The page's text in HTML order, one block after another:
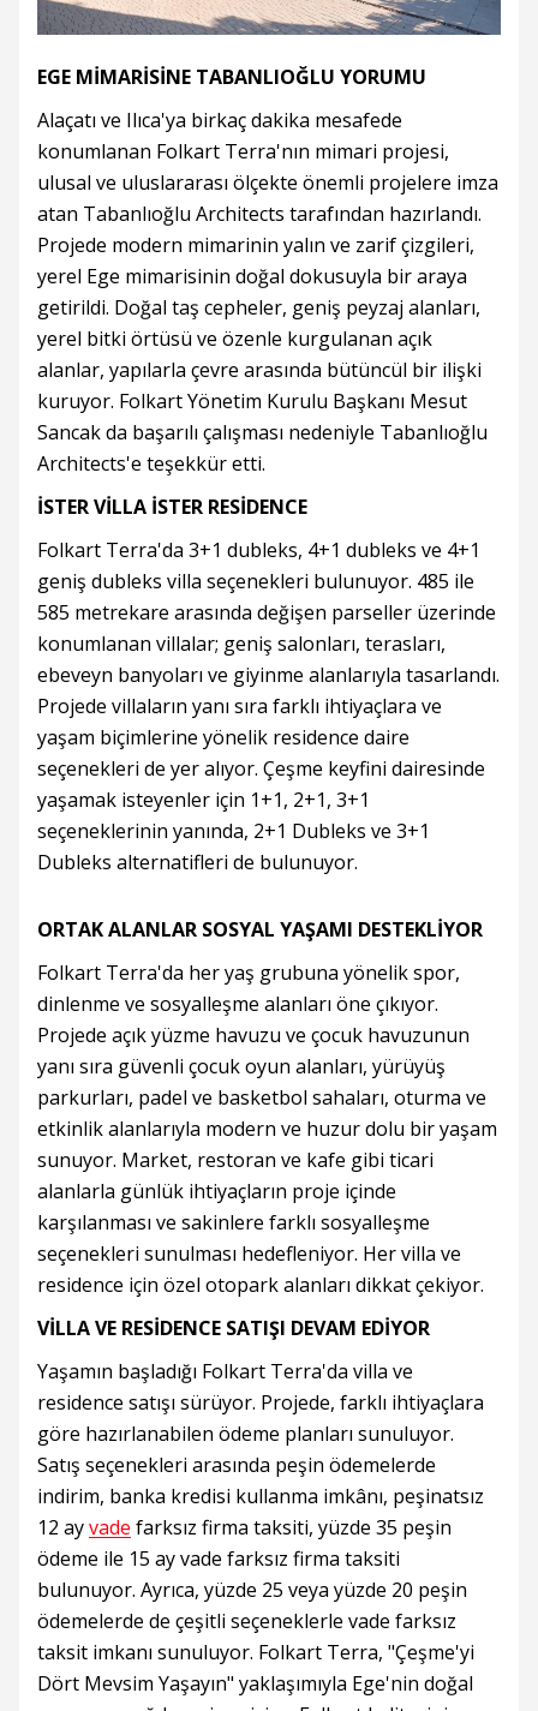
EGE MİMARİSİNE TABANLIOĞLU YORUMU
Alaçatı ve Ilıca'ya birkaç dakika mesafede
konumlanan Folkart Terra'nın mimari projesi,
ulusal ve uluslararası ölçekte önemli projelere imza
atan Tabanlıoğlu Architects tarafından hazırlandı.
Projede modern mimarinin yalın ve zarif çizgileri,
yerel Ege mimarisinin doğal dokusuyla bir araya
getirildi. Doğal taş cepheler, geniş peyzaj alanları,
yerel bitki örtüsü ve özenle kurgulanan açık
alanlar, yapılarla çevre arasında bütüncül bir ilişki
kuruyor. Folkart Yönetim Kurulu Başkanı Mesut
Sancak da başarılı çalışması nedeniyle Tabanlıoğlu
Architects'e teşekkür etti.
İSTER VİLLA İSTER RESİDENCE
Folkart Terra'da 3+1 dubleks, 4+1 dubleks ve 4+1
geniş dubleks villa seçenekleri bulunuyor. 485 ile
585 metrekare arasında değişen parseller üzerinde
konumlanan villalar; geniş salonları, terasları,
ebeveyn banyoları ve giyinme alanlarıyla tasarlandı.
Projede villaların yanı sıra farklı ihtiyaçlara ve
yaşam biçimlerine yönelik residence daire
seçenekleri de yer alıyor. Çeşme keyfini dairesinde
yaşamak isteyenler için 1+1, 2+1, 3+1
seçeneklerinin yanında, 2+1 Dubleks ve 3+1
Dubleks alternatifleri de bulunuyor.
ORTAK ALANLAR SOSYAL YAŞAMI DESTEKLİYOR
Folkart Terra'da her yaş grubuna yönelik spor,
dinlenme ve sosyalleşme alanları öne çıkıyor.
Projede açık yüzme havuzu ve çocuk havuzunun
yanı sıra güvenli çocuk oyun alanları, yürüyüş
parkurları, padel ve basketbol sahaları, oturma ve
etkinlik alanlarıyla modern ve huzur dolu bir yaşam
sunuyor. Market, restoran ve kafe gibi ticari
alanlarla günlük ihtiyaçların proje içinde
karşılanması ve sakinlere farklı sosyalleşme
seçenekleri sunulması hedefleniyor. Her villa ve
residence için özel otopark alanları dikkat çekiyor.
VİLLA VE RESİDENCE SATIŞI DEVAM EDİYOR
Yaşamın başladığı Folkart Terra'da villa ve
residence satışı sürüyor. Projede, farklı ihtiyaçlara
göre hazırlanabilen ödeme planları sunuluyor.
Satış seçenekleri arasında peşin ödemelerde
indirim, banka kredisi kullanma imkânı, peşinatsız
12 ayvade farksız firma taksiti, yüzde 35 peşin
ödeme ile 15 ay vade farksız firma taksiti
bulunuyor. Ayrıca, yüzde 25 veya yüzde 20 peşin
ödemelerde de çeşitli seçeneklerle vade farksız
taksit imkanı sunuluyor. Folkart Terra, "Çeşme'yi
Dört Mevsim Yaşayın" yaklaşımıyla Ege'nin doğal